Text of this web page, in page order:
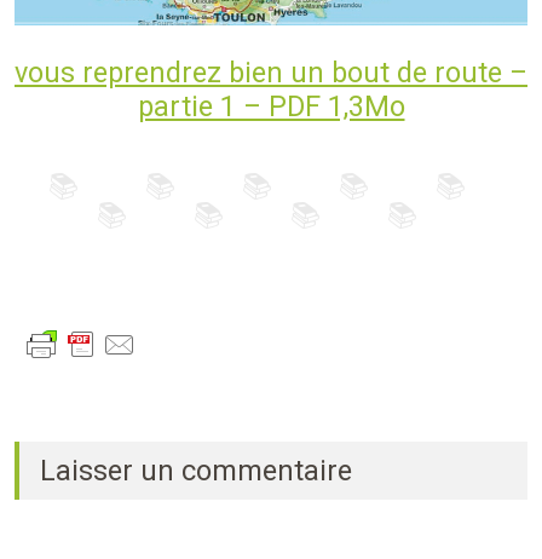
vous reprendrez bien un bout de route –
partie 1 – PDF 1,3Mo
Laisser un commentaire